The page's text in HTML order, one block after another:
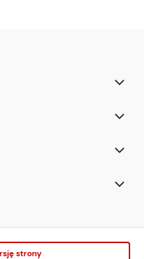
strony